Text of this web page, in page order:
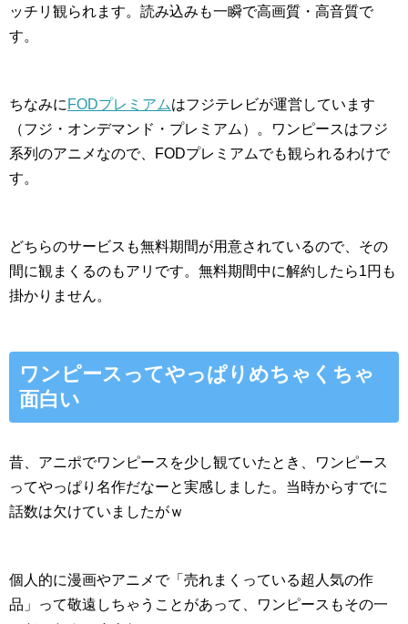
ッチリ観られます。読み込みも一瞬で高画質・高音質で
す。
ちなみに FODプレミアムはフジテレビが運営しています
（フジ・オンデマンド・プレミアム）。ワンピースはフジ
系列のアニメなので、FODプレミアムでも観られるわけで
す。
どちらのサービスも無料期間が用意されているので、その
間に観まくるのもアリです。無料期間中に解約したら1円も
掛かりません。
ワンピースってやっぱりめちゃくちゃ
面白い
昔、アニポでワンピースを少し観ていたとき、ワンピース
ってやっぱり名作だなーと実感しました。当時からすでに
話数は欠けていましたがｗ
個人的に漫画やアニメで「売れまくっている超人気の作
品」って敬遠しちゃうことがあって、ワンピースもその一